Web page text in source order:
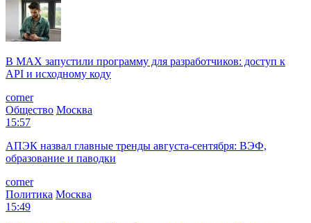
В MAX запустили программу для разработчиков: доступ к
API и исходному коду
corner
Общество Москва
15:57
АПЭК назвал главные тренды августа-сентября: ВЭФ,
образование и паводки
corner
Политика Москва
15:49